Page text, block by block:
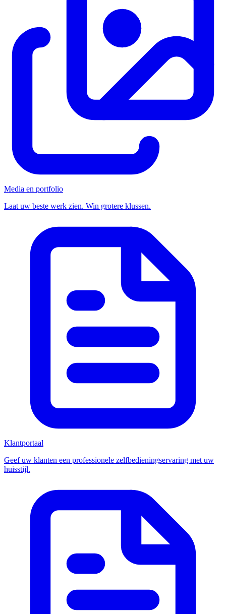
Media en portfolio
Laat uw beste werk zien. Win grotere klussen.
Klantportaal
Geef uw klanten een professionele zelfbedieningservaring met uw
huisstijl.